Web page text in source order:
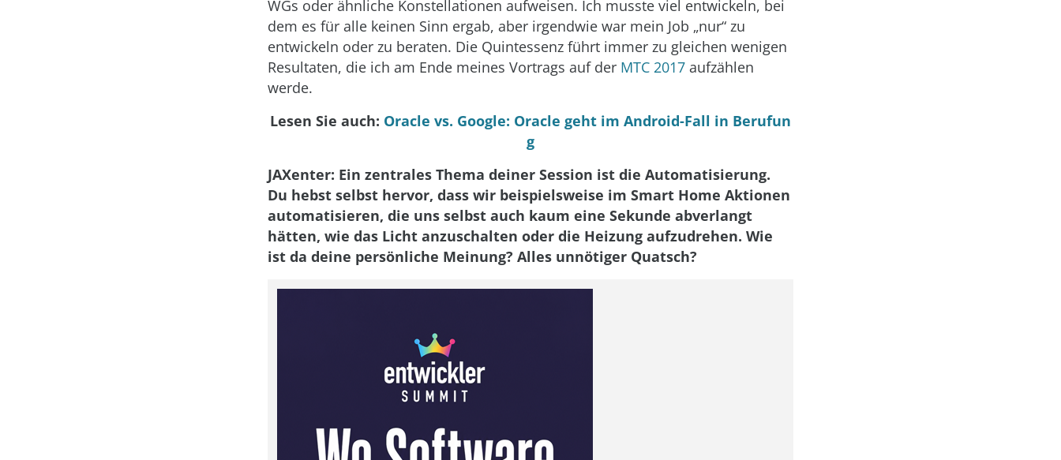
WGs oder ähnliche Konstellationen aufweisen. Ich musste viel entwickeln, bei
dem es für alle keinen Sinn ergab, aber irgendwie war mein Job „nur“ zu
entwickeln oder zu beraten. Die Quintessenz führt immer zu gleichen wenigen
Resultaten, die ich am Ende meines Vortrags auf der MTC 2017 aufzählen
werde.
Lesen Sie auch: Oracle vs. Google: Oracle geht im Android-Fall in Berufun
g
JAXenter: Ein zentrales Thema deiner Session ist die Automatisierung.
Du hebst selbst hervor, dass wir beispielsweise im Smart Home Aktionen
automatisieren, die uns selbst auch kaum eine Sekunde abverlangt
hätten, wie das Licht anzuschalten oder die Heizung aufzudrehen. Wie
ist da deine persönliche Meinung? Alles unnötiger Quatsch?